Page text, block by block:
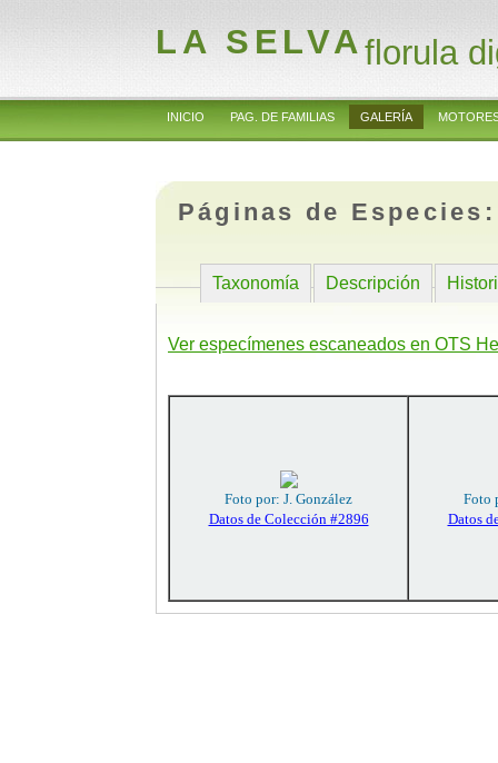
LA SELVAflorula
INICIO PAG. DE FAMILIAS GALERÍA
Páginas de
Taxonomía Descripción
Ver especímenes escaneados en OTS
Foto por: J. González
Datos de Colección #2896
Foto
Datos